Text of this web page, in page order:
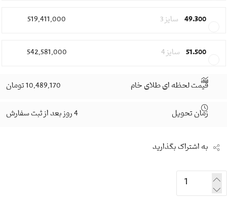
49.300 سایز 3 519,411,000
51.500 سایز 4 542,581,000
قیمت لحظه ای طلای خام 10,489,170 تومان
زمان تحویل 4 روز بعد از ثبت سفارش
به اشتراک بگذارید